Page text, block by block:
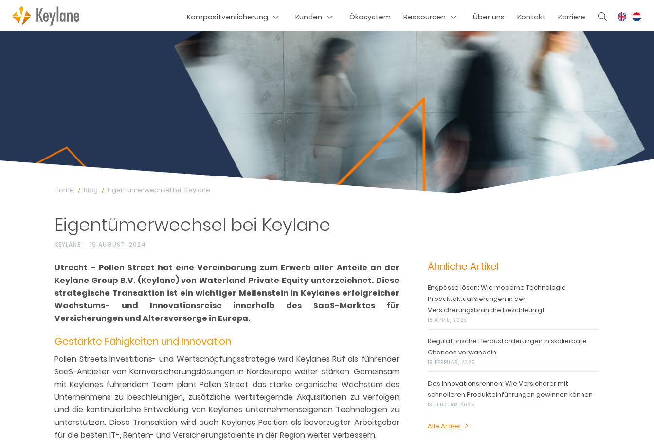
Kompositversicherung Kunden Ökosystem Ressourcen Über uns Kontakt Karriere
Home Blog Eigentümerwechsel bei Keylane
Eigentümerwechsel bei Keylane
KEYLANE 19 AUGUST, 2024
Utrecht – Pollen Street hat eine Vereinbarung zum Erwerb aller Anteile an der
Keylane Group B.V. (Keylane) von Waterland Private Equity unterzeichnet. Diese
strategische Transaktion ist ein wichtiger Meilenstein in Keylanes erfolgreicher
Wachstums- und Innovationsreise innerhalb des SaaS-Marktes für
Versicherungen und Altersvorsorge in Europa.
Gestärkte Fähigkeiten und Innovation
Pollen Streets Investitions- und Wertschöpfungsstrategie wird Keylanes Ruf als führender
SaaS-Anbieter von Kernversicherungslösungen in Nordeuropa weiter stärken. Gemeinsam
mit Keylanes führendem Team plant Pollen Street, das starke organische Wachstum des
Unternehmens zu beschleunigen, zusätzliche wertsteigernde Akquisitionen zu verfolgen
und die kontinuierliche Entwicklung von Keylanes unternehmenseigenen Technologien zu
unterstützen. Diese Transaktion wird auch Keylanes Position als bevorzugter Arbeitgeber
für die besten IT-, Renten- und Versicherungstalente in der Region weiter verbessern.
Ähnliche Artikel
Engpässe lösen: Wie moderne Technologie
Produktaktualisierungen in der
Versicherungsbranche beschleunigt
18 APRIL, 2025
Regulatorische Herausforderungen in skalierbare
Chancen verwandeln
19 FEBRUAR, 2025
Das Innovationsrennen: Wie Versicherer mit
schnelleren Produkteinführungen gewinnen können
13 FEBRUAR, 2025
Alle Artikel